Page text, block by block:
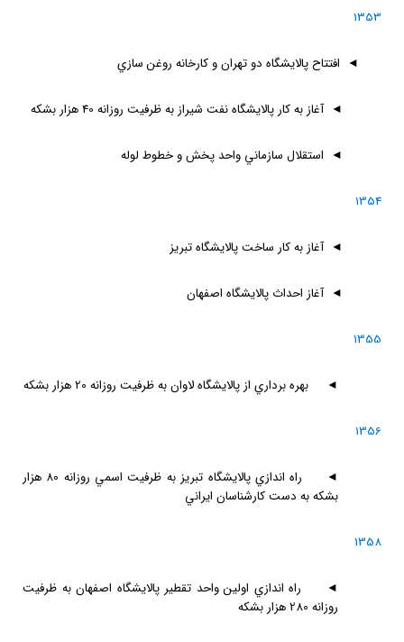
1353
◄ افتتاح پالايشگاه دو تهران و كارخانه روغن سازي
◄آغاز به كار پالايشگاه نفت شيراز به ظرفيت روزانه 40 هزار بشكه
◄ استقلال سازماني واحد پخش و خطوط لوله
1354
◄آغاز به كار ساخت پالايشگاه تبريز
◄آغاز احداث پالايشگاه اصفهان
1355
◄ بهره برداري از پالايشگاه لاوان به ظرفيت روزانه 20 هزار بشكه
1356
◄
راه اندازي پالايشگاه تبريز به ظرفيت اسمي روزانه 80 هزار
بشكه به دست كارشناسان ايراني
1358
◄ راه اندازي اولين واحد تقطير پالايشگاه اصفهان به ظرفيت
روزانه 280 هزار بشكه